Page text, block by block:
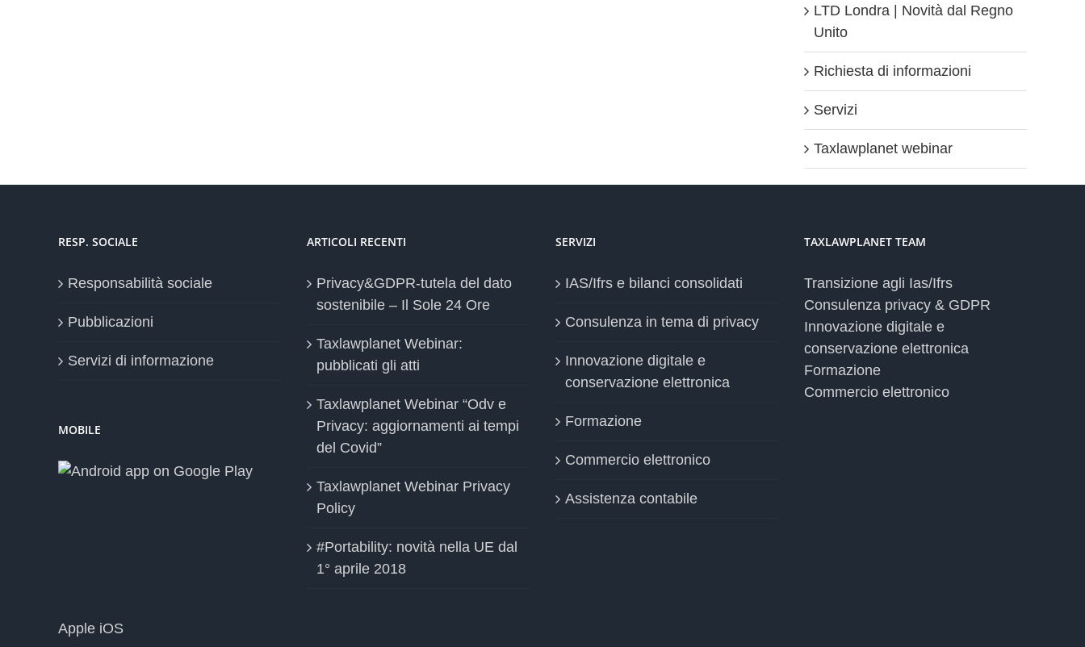
LTD Londra | Novità dal Regno
Unito
Richiesta di informazioni
Servizi
Taxlawplanet webinar
RESP. SOCIALE
Responsabilità sociale
Pubblicazioni
Servizi di informazione
MOBILE
Apple iOS
ARTICOLI RECENTI
Privacy&GDPR-tutela del dato
sostenibile – Il Sole 24 Ore
Taxlawplanet Webinar:
pubblicati gli atti
Taxlawplanet Webinar “Odv e
Privacy: aggiornamenti ai tempi
del Covid”
Taxlawplanet Webinar Privacy
Policy
#Portability: novità nella UE dal
1° aprile 2018
SERVIZI
IAS/Ifrs e bilanci consolidati
Consulenza in tema di privacy
Innovazione digitale e
conservazione elettronica
Formazione
Commercio elettronico
Assistenza contabile
TAXLAWPLANET TEAM
Transizione agli Ias/Ifrs
Consulenza privacy & GDPR
Innovazione digitale e
conservazione elettronica
Formazione
Commercio elettronico